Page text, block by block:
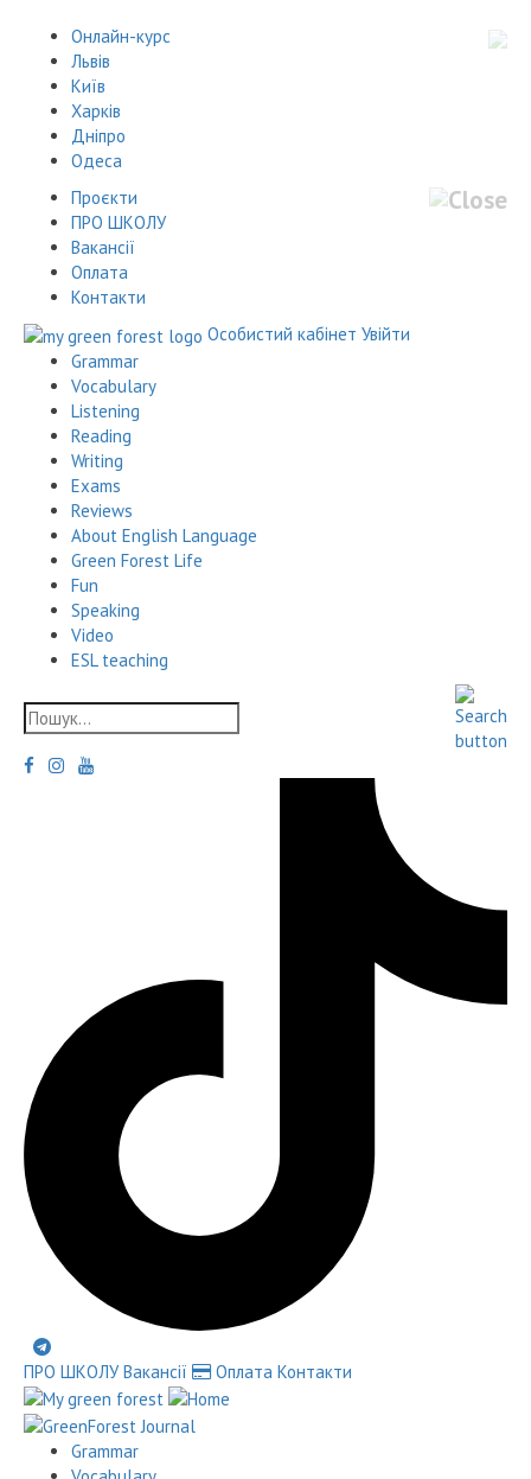
Онлайн-курс
Львів
Київ
Харків
Дніпро
Одеса
Проєкти
ПРО ШКОЛУ
Вакансії
Оплата
Контакти
Особистий кабінет Увійти
Grammar
Vocabulary
Listening
Reading
Writing
Exams
Reviews
About English Language
Green Forest Life
Fun
Speaking
Video
ESL teaching
ПРО ШКОЛУ Вакансії Оплата Контакти
Grammar